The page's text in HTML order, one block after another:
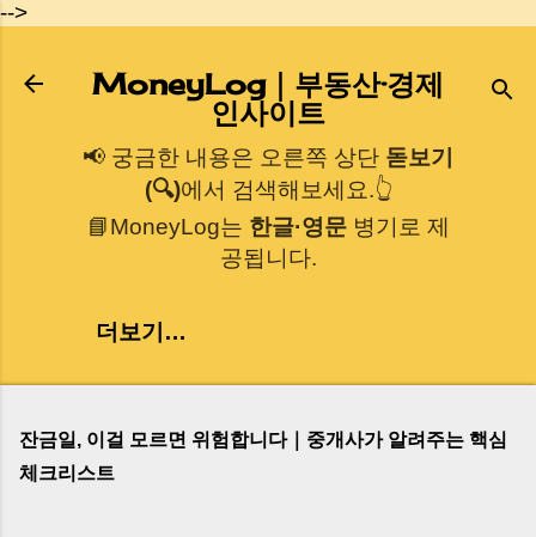
-->
기본 콘텐츠로 건너뛰기
MoneyLog｜부동산·경제
인사이트
📢 궁금한 내용은 오른쪽 상단 돋보기
(🔍)에서 검색해보세요.👆
📘MoneyLog는 한글·영문병기로 제
공됩니다.
더보기…
잔금일, 이걸 모르면 위험합니다｜중개사가 알려주는 핵심
체크리스트